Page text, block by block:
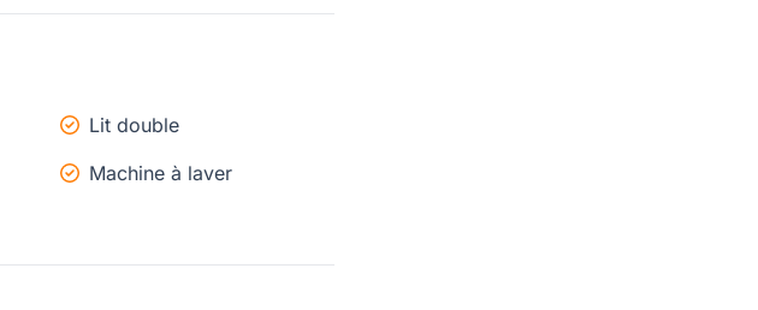
Lit double
Machine à laver